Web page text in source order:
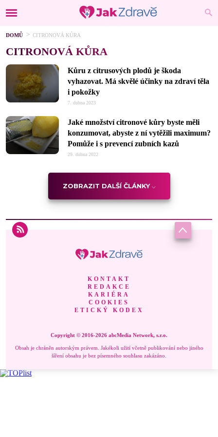
DOMŮ CITRONOVÁ KŮRA
CITRONOVÁ KŮRA
Kůru z citrusových plodů je škoda
vyhazovat. Má skvělé účinky na zdraví těla
i pokožky
7. dubna 2023
Jaké množství citronové kůry byste měli
konzumovat, abyste z ní vytěžili maximum?
Pomůže i s prevencí zubních kazů
29. dubna 2022
ZOBRAZIT DALŠÍ ČLÁNKY
KONTAKT
REDAKCE
KARIÉRA
COOKIES
ETICKÝ KODEX
Copyright © 2016-2026 abcMedia Network, s.r.o.
Obsah je chráněn autorským právem. Jakékoli užití včetně publikování nebo jiného
šíření obsahu je bez písemného souhlasu zakázáno.